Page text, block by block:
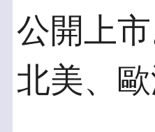
公開上
北美、